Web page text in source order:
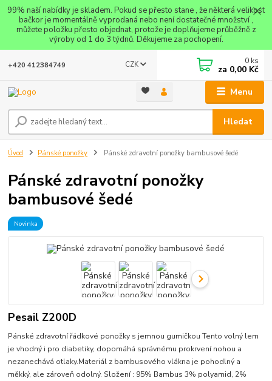
99% naší nabídky je skladem. Pokud se přesto stane , že některá velikost
bačkor je momentálně vyprodaná nebo není dostatečné množství ,
můžete položku přesto objednat, protože je doplňujeme průběžně z
výroby od 1 do 3 týdnů. Děkujeme za pochopení.
Menu
CZK
Hledat
+420 412384749 0 ks
za 0,00 Kč
Úvod Pánské ponožky Pánské zdravotní ponožky bambusové šedé
Pánské zdravotní ponožky
bambusové šedé
Novinka
Pesail Z200D
Pánské zdravotní řádkové ponožky s jemnou gumičkou Tento volný lem
je vhodný i pro diabetiky, dopomáhá správnému prokrvení nohou a
nezanechává otlaky.Materiál z bambusového vlákna je pohodlný a
měkký, ale zároveň odolný. Složení : 95% Bambus 3% polyamid, 2%